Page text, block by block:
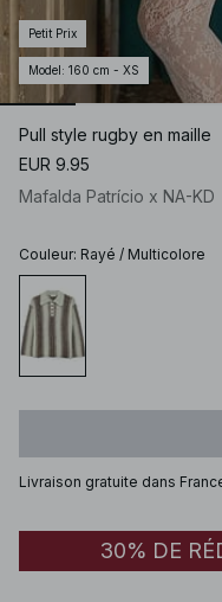
Petit Prix
Model : 160 cm - XS
Pull style rugby en maille
EUR 9.95
Mafalda Patrício x NA-KD
Couleur: Rayé / Multicolore
Livraison gratuite dans
30% DE